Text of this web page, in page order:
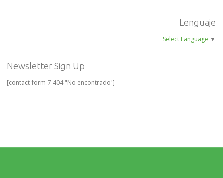
Lenguaje
Select Language ▼
Newsletter Sign Up
[contact-form-7 404 "No encontrado"]